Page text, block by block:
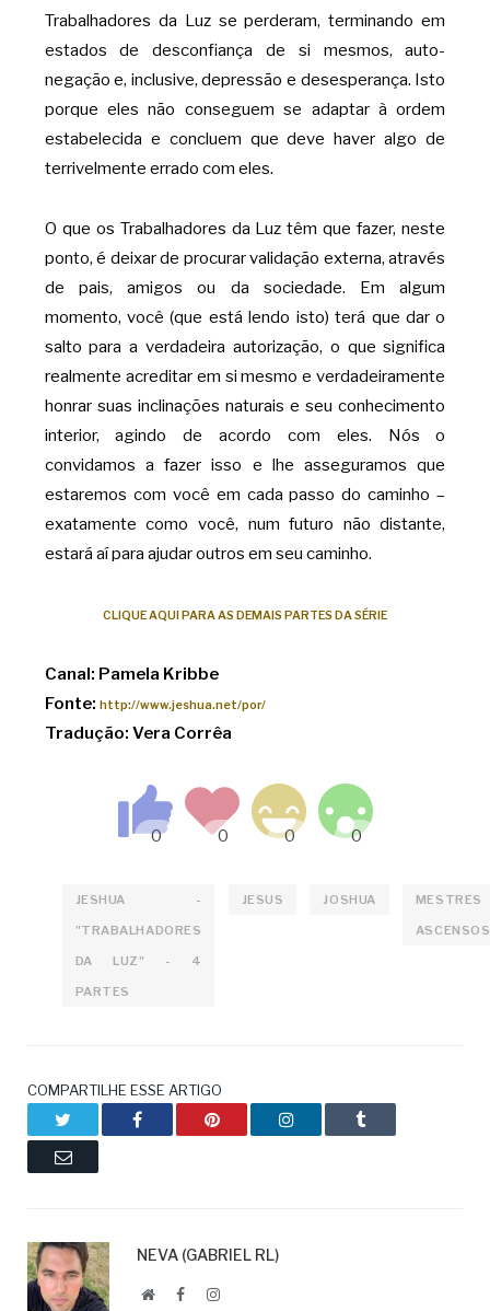
Trabalhadores da Luz se perderam, terminando em
estados de desconfiança de si mesmos, auto-
negação e, inclusive, depressão e desesperança. Isto
porque eles não conseguem se adaptar à ordem
estabelecida e concluem que deve haver algo de
terrivelmente errado com eles.
O que os Trabalhadores da Luz têm que fazer, neste
ponto, é deixar de procurar validação externa, através
de pais, amigos ou da sociedade. Em algum
momento, você (que está lendo isto) terá que dar o
salto para a verdadeira autorização, o que significa
realmente acreditar em si mesmo e verdadeiramente
honrar suas inclinações naturais e seu conhecimento
interior, agindo de acordo com eles. Nós o
convidamos a fazer isso e lhe asseguramos que
estaremos com você em cada passo do caminho –
exatamente como você, num futuro não distante,
estará aí para ajudar outros em seu caminho.
CLIQUE AQUI PARA AS DEMAIS PARTES DA SÉRIE
Canal: Pamela Kribbe
Fonte: http://www.jeshua.net/por/
Tradução: Vera Corrêa
JESHUA -
"TRABALHADORES
DA LUZ" - 4
PARTES
JESUS JOSHUA
MESTRES
ASCENSOS
COMPARTILHE ESSE ARTIGO
Facebook Pinterest LinkedIn Tumblr
Email
NEVA (GABRIEL RL)
WebsiteFacebookLinkedIn